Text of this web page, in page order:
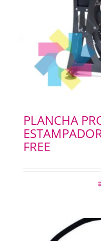
PLANCHA
FREE